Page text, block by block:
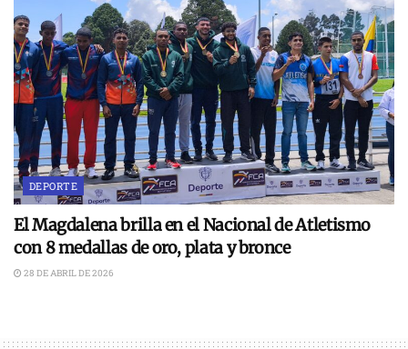
DEPORTE
El Magdalena brilla en el Nacional de Atletismo
con 8 medallas de oro, plata y bronce
28 DE ABRIL DE 2026